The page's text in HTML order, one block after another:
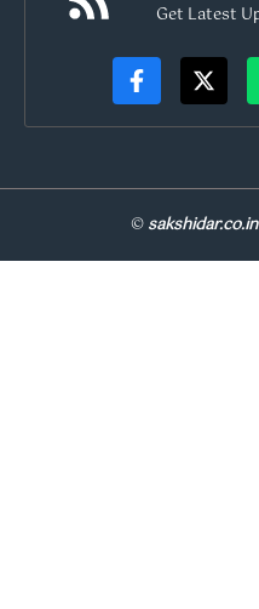
Get Latest
©sakshidar.co.in